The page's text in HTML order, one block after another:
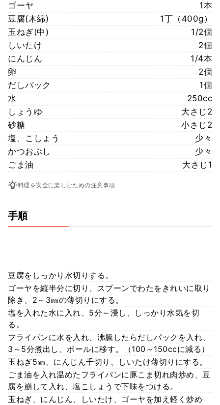
ゴーヤ
1本
豆腐(木綿)
1丁（400g）
玉ねぎ(中)
1/2個
しいたけ
2個
にんじん
1/4本
卵
2個
だしパック
1個
水
250cc
しょうゆ
大さじ2
砂糖
小さじ2
塩、こしょう
少々
かつおぶし
少々
ごま油
大さじ1
料理を安全に楽しむための注意事項
手順
豆腐をしっかり水切りする。
ゴーヤを縦半分に切り、スプーンでわたをきれいに取り
除き、2～3㎜の薄切りにする。
塩を入れた水に入れ、5分～浸し、しっかり水気を切
る。
フライパンに水を入れ、沸騰したらだしパックを入れ、
3～5分煮出し、ボールに移す。（100～150ccに減る）
玉ねぎ5㎜、にんじん千切り、しいたけ薄切りにする。
ごま油を入れ温めたフライパンに豚こま切れ肉炒め、豆
腐を崩して入れ、塩こしょうで下味をつける。
玉ねぎ、にんじん、しいたけ、ゴーヤを加え軽く炒め